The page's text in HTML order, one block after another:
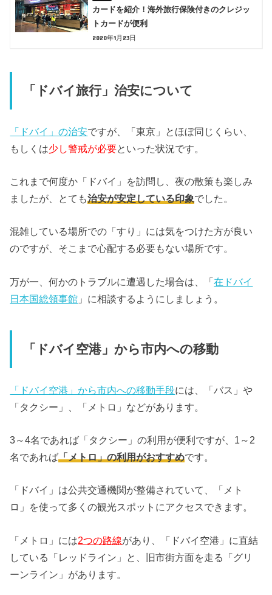
カードを紹介！海外旅行保険付きのクレジッ
トカードが便利
2020年1月23日
「ドバイ旅行」治安について
「ドバイ」の治安ですが、「東京」とほぼ同じくらい、
もしくは少し警戒が必要といった状況です。
これまで何度か「ドバイ」を訪問し、夜の散策も楽しみ
ましたが、とても治安が安定している印象でした。
混雑している場所での「すり」には気をつけた方が良い
のですが、そこまで心配する必要もない場所です。
万が一、何かのトラブルに遭遇した場合は、「在ドバイ
日本国総領事館 」に相談するようにしましょう。
「ドバイ空港」から市内への移動
「ドバイ空港」から市内への移動手段には、「バス」や
「タクシー」、「メトロ」などがあります。
3～4名であれば「タクシー」の利用が便利ですが、1～2
名であれば「メトロ」の利用がおすすめです。
「ドバイ」は公共交通機関が整備されていて、「メト
ロ」を使って多くの観光スポットにアクセスできます。
「メトロ」には2つの路線があり、「ドバイ空港」に直結
している「レッドライン」と、旧市街方面を走る「グリ
ーンライン」があります。